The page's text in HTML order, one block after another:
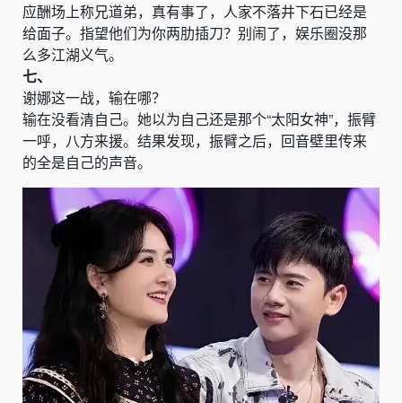
应酬场上称兄道弟，真有事了，人家不落井下石已经是
给面子。指望他们为你两肋插刀？别闹了，娱乐圈没那
么多江湖义气。
七、
谢娜这一战，输在哪？
输在没看清自己。她以为自己还是那个“太阳女神”，振臂
一呼，八方来援。结果发现，振臂之后，回音壁里传来
的全是自己的声音。